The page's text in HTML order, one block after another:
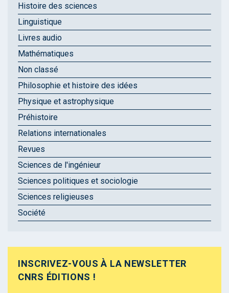
Histoire des sciences
Linguistique
Livres audio
Mathématiques
Non classé
Philosophie et histoire des idées
Physique et astrophysique
Préhistoire
Relations internationales
Revues
Sciences de l'ingénieur
Sciences politiques et sociologie
Sciences religieuses
Société
INSCRIVEZ-VOUS À LA NEWSLETTER
CNRS ÉDITIONS !